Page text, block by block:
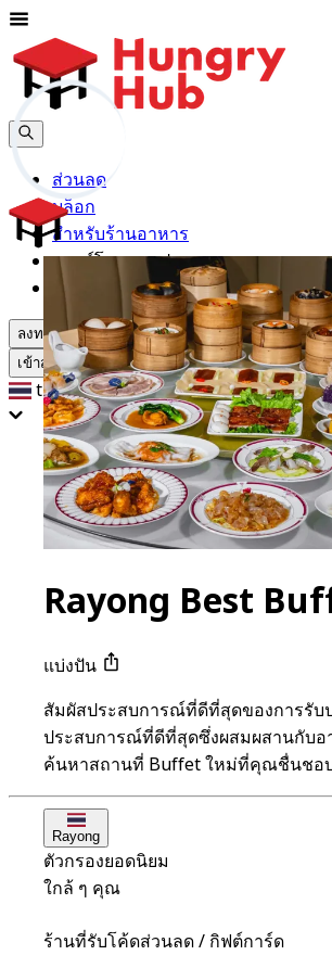
ส่วนลด
บล็อก
สำหรับร้านอาหาร
ดาวน์โหลดแอปฯ
ช่วยเหลือ
ลงทะเบียน
เข้าสู่ระบบ
th
Rayong Best
แบ่งปัน
สัมผัสประสบการณ์ที่ดีที่สุดของการรับ
ประสบการณ์ที่ดีที่สุดซึ่งผสมผสานกับอ
ค้นหาสถานที่ Buffet ใหม่ที่คุณชื่นชอบ
Rayong
ตัวกรองยอดนิยม
ใกล้ ๆ คุณ
ร้านที่รับโค้ดส่วนลด / กิฟต์การ์ด